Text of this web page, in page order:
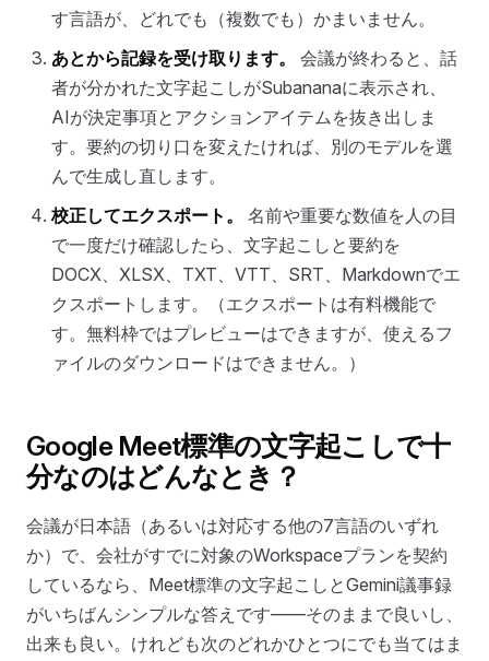
す言語が、どれでも（複数でも）かまいません。
あとから記録を受け取ります。
会議が終わると、話
者が分かれた文字起こしがSubananaに表示され、
AIが決定事項とアクションアイテムを抜き出しま
す。要約の切り口を変えたければ、別のモデルを選
んで生成し直します。
校正してエクスポート。
名前や重要な数値を人の目
で一度だけ確認したら、文字起こしと要約を
DOCX、XLSX、TXT、VTT、SRT、Markdownでエ
クスポートします。（エクスポートは有料機能で
す。無料枠ではプレビューはできますが、使えるフ
ァイルのダウンロードはできません。）
Google Meet標準の文字起こしで十
分なのはどんなとき？
会議が日本語（あるいは対応する他の7言語のいずれ
か）で、会社がすでに対象のWorkspaceプランを契約
しているなら、Meet標準の文字起こしとGemini議事録
がいちばんシンプルな答えです——そのままで良いし、
出来も良い。けれども次のどれかひとつにでも当てはま